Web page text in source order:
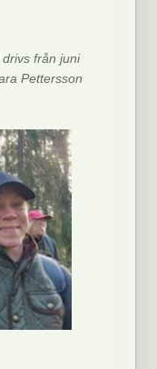
från juni
Pettersson